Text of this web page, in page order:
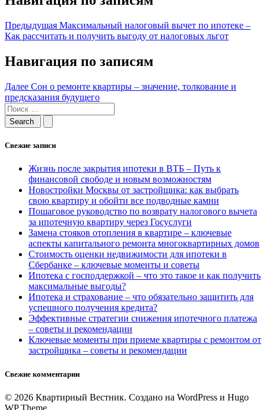
Предыдущая Максимальный налоговый вычет по ипотеке –
Как рассчитать и получить выгоду от налоговых льгот
Навигация по записям
Далее Сон о ремонте квартиры – значение, толкование и
предсказания будущего
Свежие записи
Жизнь после закрытия ипотеки в ВТБ – Путь к
финансовой свободе и новым возможностям
Новостройки Москвы от застройщика: как выбрать
свою квартиру и обойти все подводные камни
Пошаговое руководство по возврату налогового вычета
за ипотечную квартиру через Госуслуги
Замена стояков отопления в квартире – ключевые
аспекты капитального ремонта многоквартирных домов
Стоимость оценки недвижимости для ипотеки в
Сбербанке – ключевые моменты и советы
Ипотека с господдержкой – что это такое и как получить
максимальные выгоды?
Ипотека и страхование – что обязательно защитить для
успешного получения кредита?
Эффективные стратегии снижения ипотечного платежа
– советы и рекомендации
Ключевые моменты при приеме квартиры с ремонтом от
застройщика – советы и рекомендации
Свежие комментарии
© 2026 Квартирный Вестник. Создано на WordPress и Hugo
WP Theme .